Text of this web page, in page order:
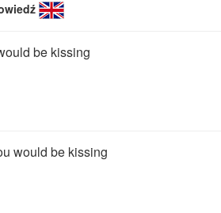
be kissing
would be kissing